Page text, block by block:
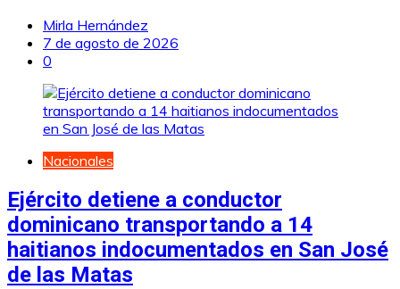
Mirla Hernández
7 de agosto de 2026
0
Nacionales
Ejército detiene a conductor
dominicano transportando a 14
haitianos indocumentados en San José
de las Matas